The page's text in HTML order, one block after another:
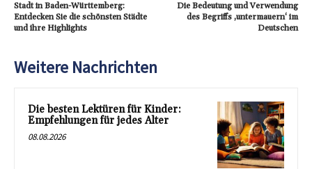
Stadt in Baden-Württemberg:
Entdecken Sie die schönsten Städte
und ihre Highlights
Die Bedeutung und Verwendung
des Begriffs ‚untermauern‘ im
Deutschen
Weitere Nachrichten
Die besten Lektüren für Kinder:
Empfehlungen für jedes Alter
08.08.2026